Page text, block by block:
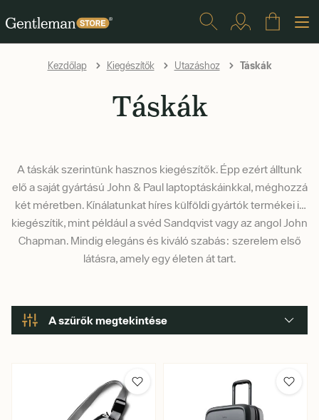
Kezdőlap Kiegészítők Utazáshoz Táskák
Táskák
A táskák szerintünk hasznos kiegészítők. Épp ezért álltunk
elő a saját gyártású John & Paul laptoptáskáinkkal, méghozzá
két méretben. Kínálatunkat híres külföldi gyártók termékei is
kiegészítik, mint például a svéd Sandqvist vagy az angol John
Chapman. Mindig elegáns és kiváló szabás: szerelem első
látásra, amely egy életen át tart.
A szűrők megtekintése